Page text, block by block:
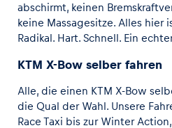
abschirmt, keinen
keine Massagesitze. Alles
Radikal. Hart. Schnell. Ein
KTM X-Bow selber fahren
Alle, die einen KTM X-Bow
die Qual der Wahl. Unsere
Race Taxi bis zur Winter